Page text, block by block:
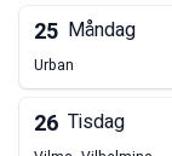
25 Måndag
Urban
26 Tisdag